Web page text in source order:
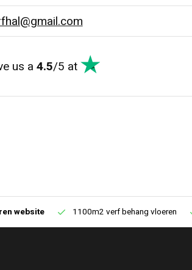
us a 4.5/5 at
website 1100m2 verf behang vloeren